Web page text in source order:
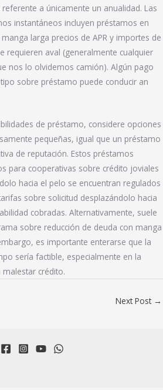
a únicamente un anualidad. Las
instantáneos incluyen préstamos en
larga precios de APR y importes de
requieren aval (generalmente cualquier
nos lo olvidemos camión). Algún pago
sobre préstamo puede conducir an
de préstamo, considere opciones
pequeñas, igual que un préstamo
de reputación. Estos préstamos
para cooperativas sobre crédito joviales
hacia el pelo se encuentran regulados
sobre solicitud desplazándolo hacia
cobradas. Alternativamente, suele
sobre reducción de deuda con manga
es importante enterarse que la
serí­a factible, especialmente en la
malestar crédito.
Next Post →